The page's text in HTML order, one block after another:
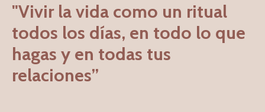
"Vivir la vida como un ritual
todos los días, en todo lo que
hagas y en todas tus
relaciones”